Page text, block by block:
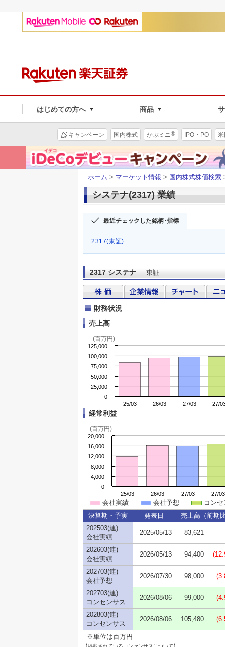
はじめての方へ 商品
キャンペーン 国内株式 かぶミニ® IPO・PO
ホーム > マーケット情報 > 国内株式株価検索
システナ(2317) 業績
最近チェックした銘柄･指標
2317(東証)
2317 システナ 東証